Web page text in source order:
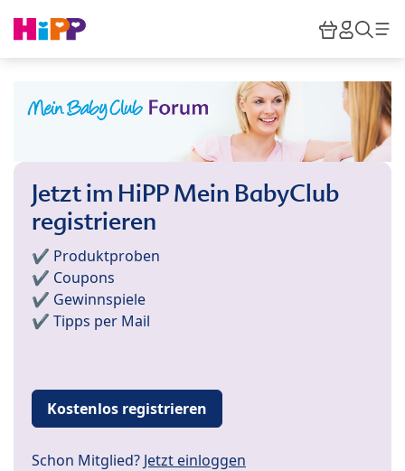
HiPP
Jetzt im HiPP Mein BabyClub
registrieren
✔️ Produktproben
✔️ Coupons
✔️ Gewinnspiele
✔️ Tipps per Mail
Kostenlos registrieren
Schon Mitglied? Jetzt einloggen